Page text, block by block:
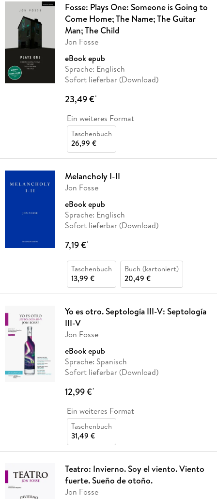
Fosse: Plays One: Someone is Going to
Come Home; The Name; The Guitar
Man; The Child
Jon Fosse
eBook epub
Sprache: Englisch
Sofort lieferbar (Download)
23,49 €*
Ein weiteres Format
Taschenbuch
26,99 €
Melancholy I-II
Jon Fosse
eBook epub
Sprache: Englisch
Sofort lieferbar (Download)
7,19 €*
Taschenbuch
13,99 €
Buch (kartoniert)
20,49 €
Yo es otro. Septología III-V: Septología
III-V
Jon Fosse
eBook epub
Sprache: Spanisch
Sofort lieferbar (Download)
12,99 €*
Ein weiteres Format
Taschenbuch
31,49 €
Teatro: Invierno. Soy el viento. Viento
fuerte. Sueño de otoño.
Jon Fosse